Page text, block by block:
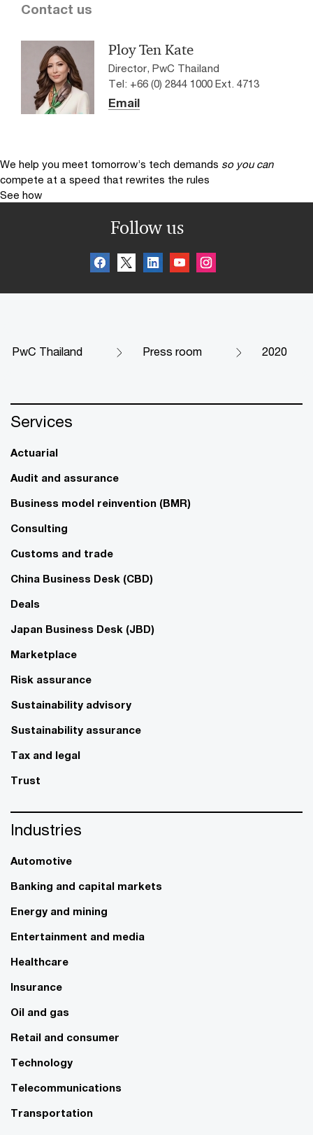
Contact us
Ploy Ten Kate
Director, PwC Thailand
Tel: +66 (0) 2844 1000 Ext. 4713
Email
We help you meet tomorrow’s tech demands so you can
compete at a speed that rewrites the rules
See how
Follow us
PwC Thailand Press room 2020
Services
Actuarial
Audit and assurance
Business model reinvention (BMR)
Consulting
Customs and trade
China Business Desk (CBD)
Deals
Japan Business Desk (JBD)
Marketplace
Risk assurance
Sustainability advisory
Sustainability assurance
Tax and legal
Trust
Industries
Automotive
Banking and capital markets
Energy and mining
Entertainment and media
Healthcare
Insurance
Oil and gas
Retail and consumer
Technology
Telecommunications
Transportation